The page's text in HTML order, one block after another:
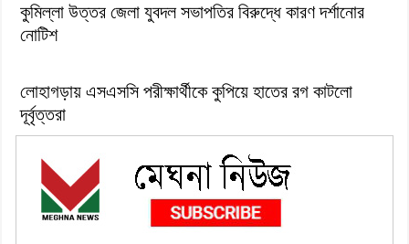
কুমিল্লা উত্তর জেলা যুবদল সভাপতির বিরুদ্ধে কারণ দর্শানোর
নোটিশ
লোহাগড়ায় এসএসসি পরীক্ষার্থীকে কুপিয়ে হাতের রগ কাটলো
দূর্বৃত্তরা